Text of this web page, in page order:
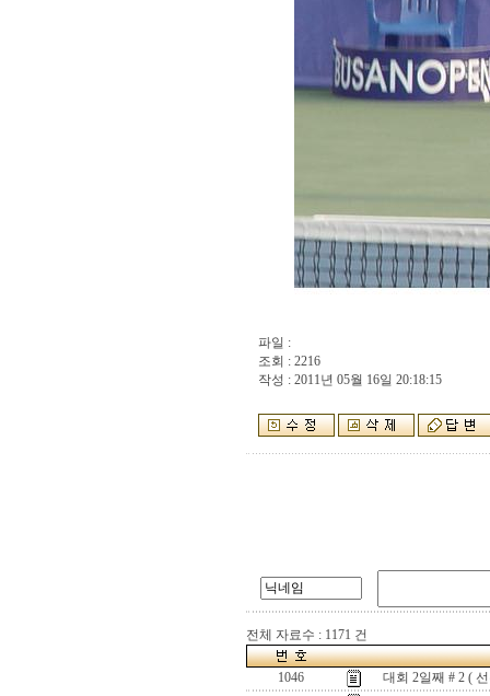
파일 :
조회 : 2216
작성 : 2011년 05월 16일 20:18:15
전체 자료수 : 1171 건
1046
대회 2일째 # 2 (